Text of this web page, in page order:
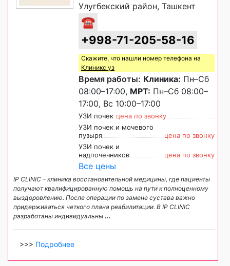
Улугбекский район, Ташкент
☎
+998-71-205-58-16
Скажите, что нашли номер телефона на
Клиникс уз
Время работы: Клиника: Пн–Сб
08:00–17:00, МРТ: Пн–Сб 08:00–
17:00, Вс 10:00–17:00
УЗИ почек цена по звонку
УЗИ почек и мочевого
пузыря
цена по звонку
УЗИ почек и
надпочечников
цена по звонку
Все цены
IP CLINIC – клиника восстановительной медицины, где пациенты
получают квалифицированную помощь на пути к полноценному
выздоровлению. После операции по замене сустава важно
придерживаться четкого плана реабилитации. В IP CLINIC
разработаны индивидуальны ...
>>> Подробнее